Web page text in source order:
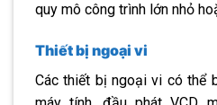
quy mô công trình lớn nhỏ
Thiết bị ngoại vi
Các thiết bị ngoại vi có thể